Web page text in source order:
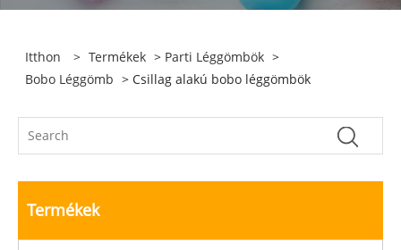
Itthon > Termékek > Parti Léggömbök >
Bobo Léggömb > Csillag alakú bobo léggömbök
Termékek